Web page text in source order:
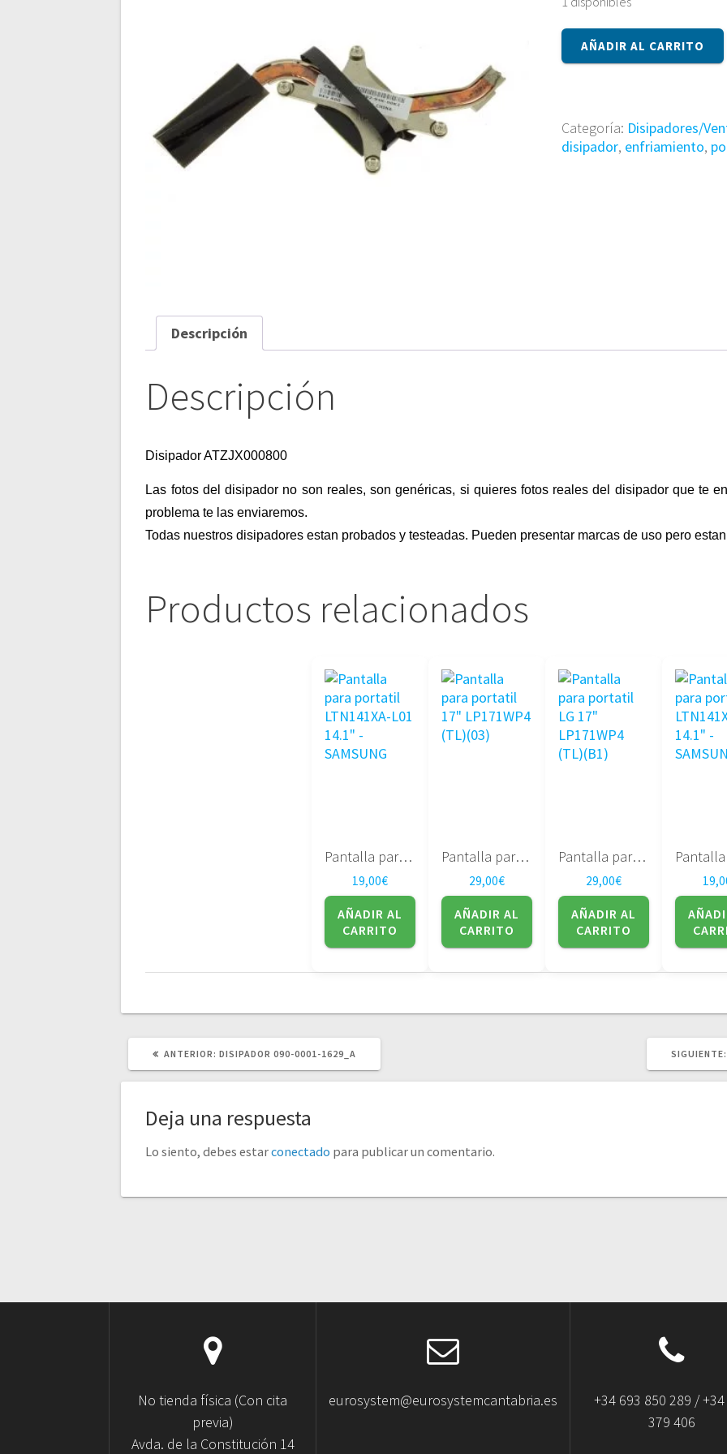
Disipador
ATZJX000800
AÑADIR AL CARRITO
Categoría: Disipadores/
disipador, enfriamiento,
Descripción
Descripción
Disipador ATZJX000800
Las fotos del disipador no son reales, son genéricas, si quieres fotos reales del disipador que te
problema te las enviaremos.
Todas nuestros disipadores estan probados y testeadas. Pueden presentar marcas de uso pero
Productos relacionados
Pantalla para portatil LTN141XA-L01 14.1″ – SAMSUNG
19,00€
AÑADIR AL
CARRITO
Pantalla para portatil 17″ LP171WP4 (TL)(03)
29,00€
AÑADIR AL
CARRITO
Pantalla para portatil LG 17″ LP171WP4 (TL)(B1)
29,00€
AÑADIR AL
CARRITO
ANTERIOR: POST
DISIPADOR 090-0001-1629_A SIGUIENTE:
Deja una respuesta
Lo siento, debes estarconectado para publicar un comentario.
No tienda física (Con cita
previa)
Avda. de la Constitución 14
eurosystem@eurosystemcantabria.es
+34 693 850 289 /
379 406